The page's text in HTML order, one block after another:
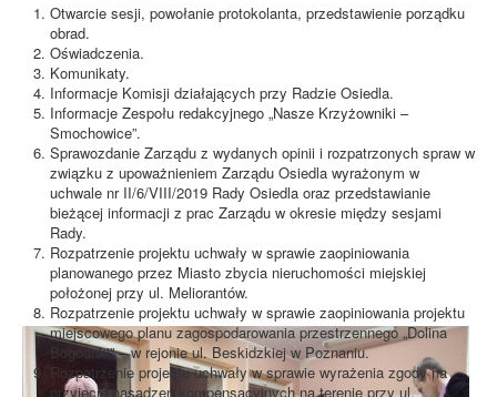
Otwarcie sesji, powołanie protokolanta, przedstawienie porządku
obrad.
Oświadczenia.
Komunikaty.
Informacje Komisji działających przy Radzie Osiedla.
Informacje Zespołu redakcyjnego „Nasze Krzyżowniki –
Smochowice”.
Sprawozdanie Zarządu z wydanych opinii i rozpatrzonych spraw w
związku z upoważnieniem Zarządu Osiedla wyrażonym w
uchwale nr II/6/VIII/2019 Rady Osiedla oraz przedstawianie
bieżącej informacji z prac Zarządu w okresie między sesjami
Rady.
Rozpatrzenie projektu uchwały w sprawie zaopiniowania
planowanego przez Miasto zbycia nieruchomości miejskiej
położonej przy ul. Meliorantów.
Rozpatrzenie projektu uchwały w sprawie zaopiniowania projektu
miejscowego planu zagospodarowania przestrzennego „Dolina
Bogdanki” – w rejonie ul. Beskidzkiej w Poznaniu.
Rozpatrzenie projektu uchwały w sprawie wyrażenia zgody na
przyjęcie nasadzeń kompensacyjnych na terenie przy ul.